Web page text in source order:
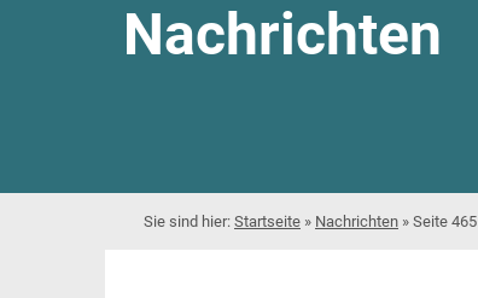
Nachrichten
Startseite » Nachrichten » Seite 465